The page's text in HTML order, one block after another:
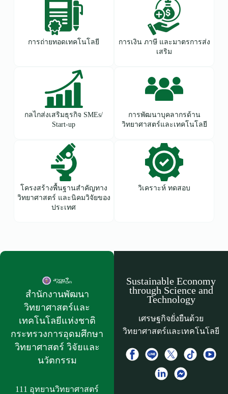
การถ่ายทอดเทคโนโลยี
การเงิน ภาษี และมาตรการส่ง
เสริม
กลไกส่งเสริมธุรกิจ SMEs/
Start-up
การพัฒนาบุคลากรด้าน
วิทยาศาสตร์และเทคโนโลยี
โครงสร้างพื้นฐานสำคัญทาง
วิทยาศาสตร์ และนิคมวิจัยของ
ประเทศ
วิเคราะห์ ทดสอบ
สำนักงานพัฒนา
วิทยาศาสตร์และ
เทคโนโลยีแห่งชาติ​
กระทรวงการอุดมศึกษา
วิทยาศาสตร์ วิจัยและ
นวัตกรรม
111 อุทยานวิทยาศาสตร์
Sustainable Economy
through Science and
Technology
เศรษฐกิจยั่งยืนด้วย
วิทยาศาสตร์และเทคโนโลยี